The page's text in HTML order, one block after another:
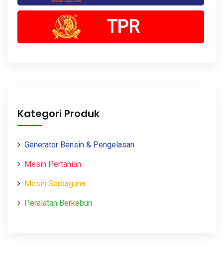
TPR
Kategori Produk
Generator Bensin & Pengelasan
Mesin Pertanian
Mesin Serbaguna
Peralatan Berkebun